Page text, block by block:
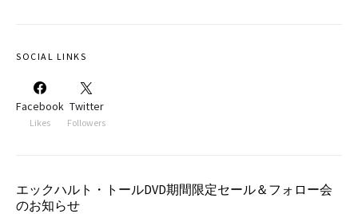
SOCIAL LINKS
Facebook
Likes
Twitter
Followers
エックハルト・トールDVD期間限定セール＆フォロー会
のお知らせ